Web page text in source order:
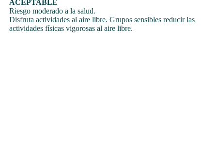
ACEPTABLE
Riesgo moderado a la salud.
Disfruta actividades al aire libre. Grupos sensibles reducir las
actividades físicas vigorosas al aire libre.